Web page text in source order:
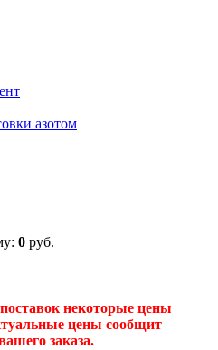
азотом
0 руб.
некоторые цены
цены сообщит
заказа.